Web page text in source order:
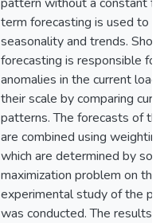
term forecasting is used to
seasonality and trends.
forecasting is responsible
anomalies in the current load
their scale by comparing
patterns. The forecasts of
are combined using
which are determined by
maximization problem on
experimental study of the
was conducted. The results